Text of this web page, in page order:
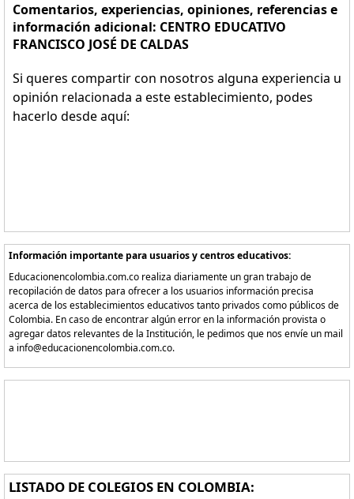
Comentarios, experiencias, opiniones, referencias e
información adicional: CENTRO EDUCATIVO
FRANCISCO JOSÉ DE CALDAS
Si queres compartir con nosotros alguna experiencia u
opinión relacionada a este establecimiento, podes
hacerlo desde aquí:
Información importante para usuarios y centros educativos:
Educacionencolombia.com.co realiza diariamente un gran trabajo de
recopilación de datos para ofrecer a los usuarios información precisa
acerca de los establecimientos educativos tanto privados como públicos de
Colombia. En caso de encontrar algún error en la información provista o
agregar datos relevantes de la Institución, le pedimos que nos envíe un mail
a info@educacionencolombia.com.co.
LISTADO DE COLEGIOS EN COLOMBIA: